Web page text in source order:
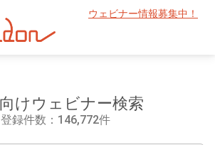
ウェビナー情報募集中！
けウェビナー検索
登録件数：146,772件